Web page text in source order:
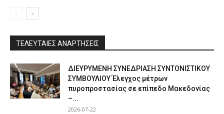
ΤΕΛΕΥΤΑΙΕΣ ΑΝΑΡΤΗΣΕΙΣ
ΔΙΕΥΡΥΜΕΝΗ ΣΥΝΕΔΡΙΑΣΗ ΣΥΝΤΟΝΙΣΤΙΚΟΥ
ΣΥΜΒΟΥΛΙΟΥ Έλεγχος μέτρων
πυροπροστασίας σε επίπεδο Μακεδονίας
–...
2026-07-22